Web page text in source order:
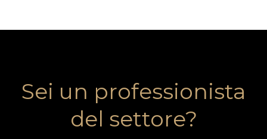
Sei un professionista
del settore?